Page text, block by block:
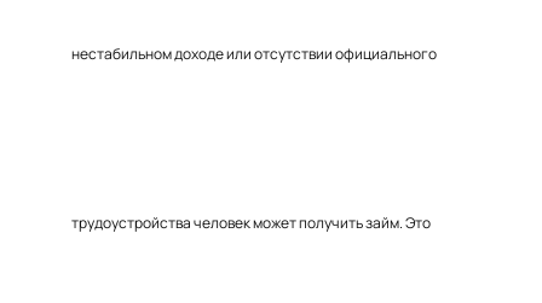
нестабильном доходе или отсутствии официального
трудоустройства человек может получить займ. Это